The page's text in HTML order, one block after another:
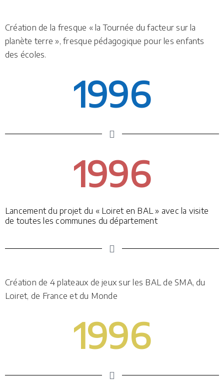
Création de la fresque « la Tournée du facteur sur la
planète terre », fresque pédagogique pour les enfants
des écoles.
1996
1996
Lancement du projet du « Loiret en BAL » avec la visite
de toutes les communes du département
Création de 4 plateaux de jeux sur les BAL de SMA, du
Loiret, de France et du Monde
1996